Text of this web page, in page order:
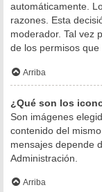
automáticamente.
razones. Esta
moderador. Tal vez
de los permisos
Arriba
¿Qué son los
Son imágenes
contenido del
mensajes depende
Administración.
Arriba